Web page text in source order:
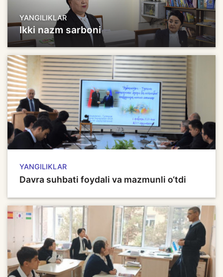
YANGILIKLAR
Ikki nazm sarboni
YANGILIKLAR
Davra suhbati foydali va mazmunli o‘tdi